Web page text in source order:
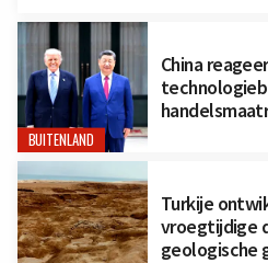
BUITENLAND
China
Turkije
vroegtijdige
geologische